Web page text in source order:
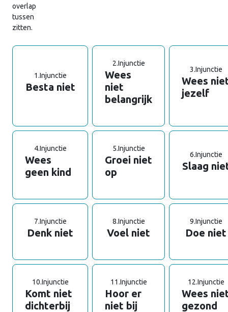
overlap
tussen
zitten.
1.Injunctie
Besta niet
2.Injunctie
Wees
niet
belangrijk
3.Injunctie
Wees
jezelf
4.Injunctie
Wees
geen kind
5.Injunctie
Groei niet
op
6.Injunctie
Slaag
7.Injunctie
Denk niet
8.Injunctie
Voel niet
9.Injunctie
Doe niet
10.Injunctie
Komt niet
dichterbij
11.Injunctie
Hoor er
niet bij
12.Injunctie
Wees
gezond